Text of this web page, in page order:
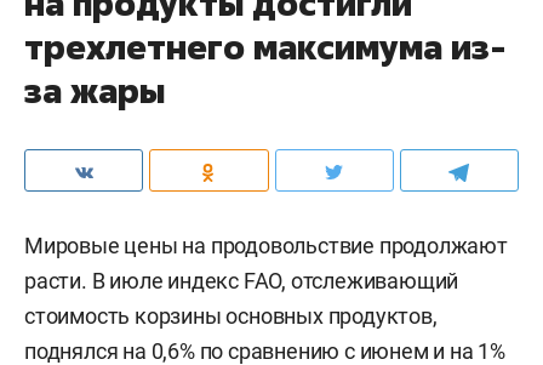
трехлетнего максимума из-
за жары
Мировые цены на продовольствие продолжают
расти. В июле индекс FAO, отслеживающий
стоимость корзины основных продуктов,
поднялся на 0,6% по сравнению с июнем и на 1%